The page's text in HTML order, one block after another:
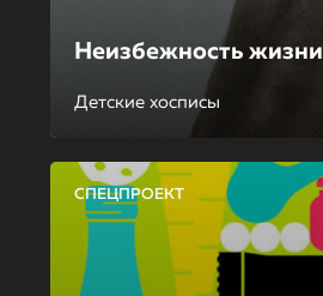
Неизбежность жизни
Детские хосписы
СПЕЦПРОЕКТ